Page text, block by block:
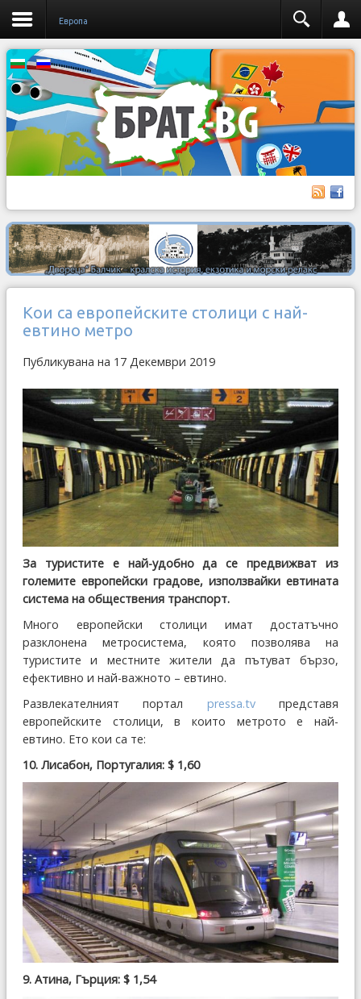
Европа
Кои са европейските столици с най-
евтино метро
Публикувана на 17 Декември 2019
За туристите е най-удобно да се предвижват из
големите европейски градове, използвайки евтината
система на обществения транспорт.
Много европейски столици имат достатъчно
разклонена метросистема, която позволява на
туристите и местните жители да пътуват бързо,
ефективно и най-важното – евтино.
Развлекателният портал pressa.tvпредставя
европейските столици, в които метрото е най-
евтино. Ето кои са те:
10. Лисабон, Португалия: $ 1,60
9. Атина, Гърция: $ 1,54